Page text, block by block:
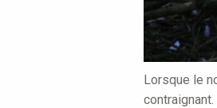
Lorsque le